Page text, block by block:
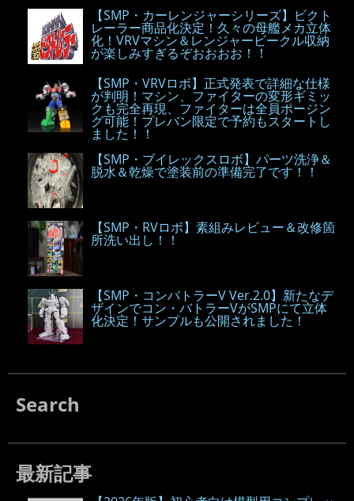
【SMP・カーレンジャーシリーズ】ビクト
レーラー商品化決定！久々の母艦メカ立体
化！VRVマシン＆レンジャービークル収納
が楽しみすぎるぞおおおお！！
【SMP・VRVロボ】正式発表で詳細な仕様
が判明！マシン、ファイターの変形ギミッ
クも完全再現、ファイターは全員ポージン
グ可能！プレバン限定で予約もスタートし
ました！！
【SMP・ブイレックスロボ】パーツ洗浄＆
脱水＆乾燥で塗装前の準備完了です！！
【SMP・RVロボ】素組みレビュー＆改修箇
所洗い出し！！
【SMP・コンバトラーV Ver.2.0】新たなデ
ザインでコン・バトラーVがSMPにて立体
化決定！サンプルも公開されました！
Search
最新記事